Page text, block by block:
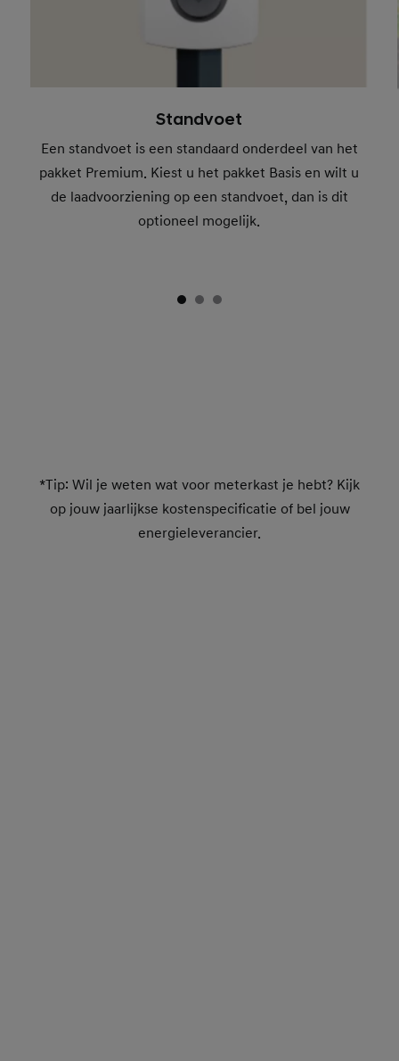
Standvoet
Een standvoet is een standaard onderdeel van het
pakket Premium. Kiest u het pakket Basis en wilt u
de laadvoorziening op een standvoet, dan is dit
optioneel mogelijk.
*Tip: Wil je weten wat voor meterkast je hebt? Kijk
op jouw jaarlijkse kostenspecificatie of bel jouw
energieleverancier.